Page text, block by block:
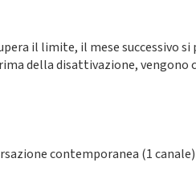
il limite, il mese successivo si
della disattivazione,
contemporanea (1 canale)